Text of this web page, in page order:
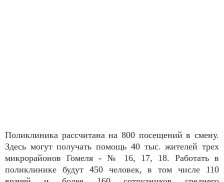
Поликлиника рассчитана на 800 посещений в смену.
Здесь могут получать помощь 40 тыс. жителей трех
микрорайонов Гомеля - № 16, 17, 18. Работать в
поликлинике будут 450 человек, в том числе 110